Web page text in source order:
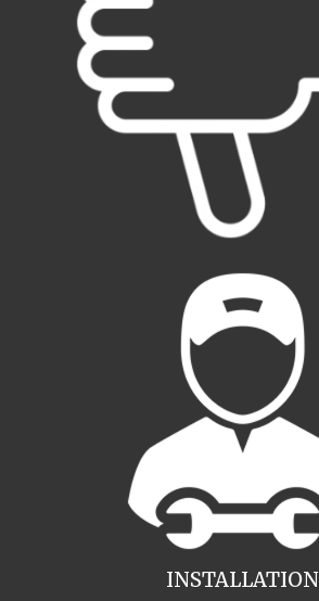
INSTALLATION